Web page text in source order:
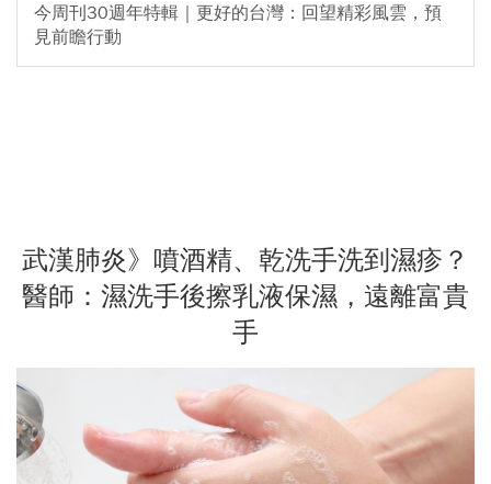
今周刊30週年特輯｜更好的台灣：回望精彩風雲，預
見前瞻行動
武漢肺炎》噴酒精、乾洗手洗到濕疹？
醫師：濕洗手後擦乳液保濕，遠離富貴
手